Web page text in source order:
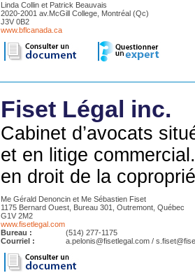
Linda Collin et Patrick Beauvais
2020-2001 av.McGill College, Montréal (Qc)
J3V 0B2
www.bflcanada.ca
Fiset Légal inc.
Cabinet d’avocats
et en litige
en droit de la
Me Gérald Denoncin et Me Sébastien Fiset
1175 Bernard Ouest, Bureau 301, Outremont, Québec
G1V 2M2
www.fisetlegal.com
Bureau :
(514) 277-1175
Courriel :
a.pelonis@fisetlegal.com /